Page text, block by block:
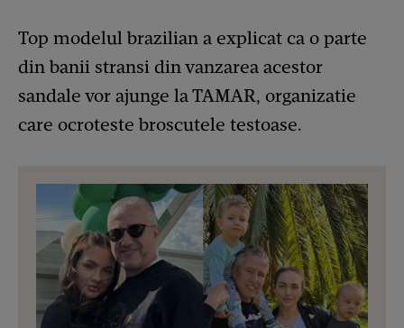
Top modelul brazilian a explicat ca o parte
din banii stransi din vanzarea acestor
sandale vor ajunge la TAMAR, organizatie
care ocroteste broscutele testoase.